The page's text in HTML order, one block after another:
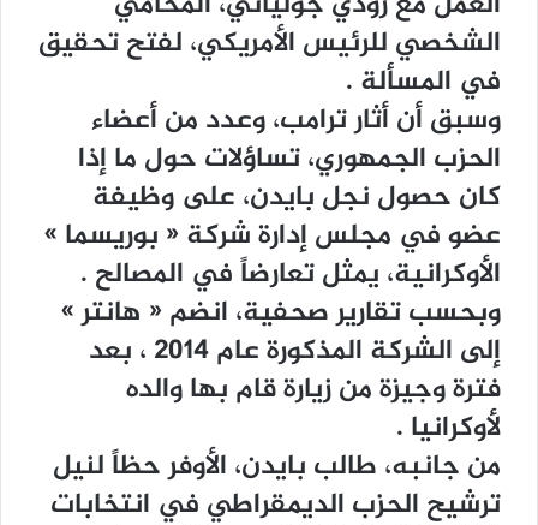
ﺍﻟﺸﺨﺼﻲ ﻟﻠﺮﺋﻴﺲ ﺍﻷﻣﺮﻳﻜﻲ، ﻟﻔﺘﺢ ﺗﺤﻘﻴﻖ
ﻓﻲ ﺍﻟﻤﺴﺄﻟﺔ .
ﻭﺳﺒﻖ ﺃﻥ ﺃﺛﺎﺭ ﺗﺮﺍﻣﺐ، ﻭﻋﺪﺩ ﻣﻦ ﺃﻋﻀﺎﺀ
ﺍﻟﺤﺰﺏ ﺍﻟﺠﻤﻬﻮﺭﻱ، ﺗﺴﺎﺅﻻﺕ ﺣﻮﻝ ﻣﺎ ﺇﺫﺍ
ﻛﺎﻥ ﺣﺼﻮﻝ ﻧﺠﻞ ﺑﺎﻳﺪﻥ، ﻋﻠﻰ ﻭﻇﻴﻔﺔ
ﻋﻀﻮ ﻓﻲ ﻣﺠﻠﺲ ﺇﺩﺍﺭﺓ ﺷﺮﻛﺔ ‏« ﺑﻮﺭﻳﺴﻤﺎ ‏»
ﺍﻷﻭﻛﺮﺍﻧﻴﺔ، ﻳﻤﺜﻞ ﺗﻌﺎﺭﺿﺎً ﻓﻲ ﺍﻟﻤﺼﺎﻟﺢ .
ﻭﺑﺤﺴﺐ ﺗﻘﺎﺭﻳﺮ ﺻﺤﻔﻴﺔ، ﺍﻧﻀﻢ ‏« ﻫﺎﻧﺘﺮ ‏»
ﺇﻟﻰ ﺍﻟﺸﺮﻛﺔ ﺍﻟﻤﺬﻛﻮﺭﺓ ﻋﺎﻡ 2014 ، ﺑﻌﺪ
ﻓﺘﺮﺓ ﻭﺟﻴﺰﺓ ﻣﻦ ﺯﻳﺎﺭﺓ ﻗﺎﻡ ﺑﻬﺎ ﻭﺍﻟﺪﻩ
ﻷﻭﻛﺮﺍﻧﻴﺎ .
ﻣﻦ ﺟﺎﻧﺒﻪ، ﻃﺎﻟﺐ ﺑﺎﻳﺪﻥ، ﺍﻷﻭﻓﺮ ﺣﻈﺎً ﻟﻨﻴﻞ
ﺗﺮﺷﻴﺢ ﺍﻟﺤﺰﺏ ﺍﻟﺪﻳﻤﻘﺮﺍﻃﻲ ﻓﻲ ﺍﻧﺘﺨﺎﺑﺎﺕ